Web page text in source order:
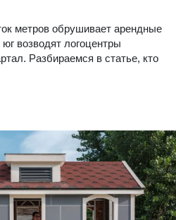
метров обрушивает арендные
возводят логоцентры
Разбираемся в статье, кто